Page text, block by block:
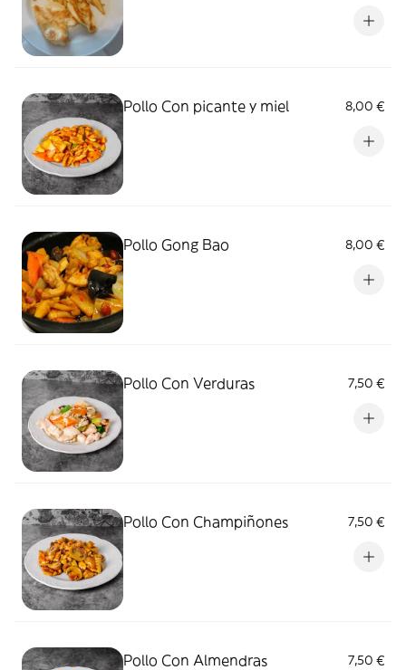
Pollo Con picante y miel 8,00 €
Pollo Gong Bao 8,00 €
Pollo Con Verduras 7,50 €
Pollo Con Champiñones 7,50 €
Pollo Con Almendras 7,50 €